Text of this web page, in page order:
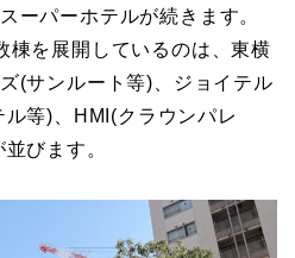
ーパーホテルが続きます。
棟を展開しているのは、東横
(サンルート等)、ジョイテル
等)、HMI(クラウンパレ
びます。